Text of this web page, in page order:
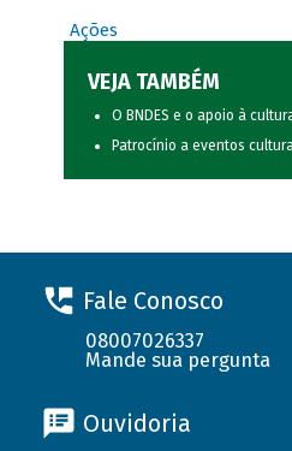
Ações
VEJA TAMBÉM
O BNDES e o apoio à
Patrocínio a eventos
Fale Conosco
08007026337
Mande sua pergunta
Ouvidoria